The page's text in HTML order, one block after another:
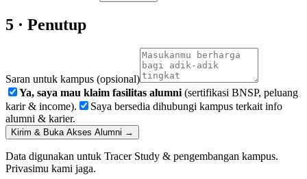
5 · Penutup
Saran untuk kampus (opsional)
Ya, saya mau klaim fasilitas alumni (sertifikasi BNSP, peluang
karir & income).
Saya bersedia dihubungi kampus terkait info
alumni & karier.
Kirim & Buka Akses Alumni →
Data digunakan untuk Tracer Study & pengembangan kampus.
Privasimu kami jaga.